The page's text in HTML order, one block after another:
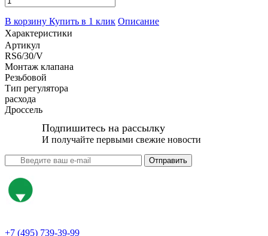
В корзину Купить в 1 клик Описание
Характеристики
Артикул
RS6/30/V
Монтаж клапана
Резьбовой
Тип регулятора
расхода
Дроссель
Подпишитесь на рассылку
И получайте первыми свежие новости
Отправить
+7 (495) 739-39-99